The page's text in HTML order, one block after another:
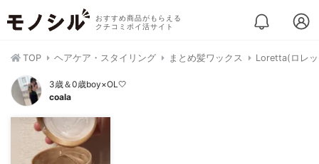
おすすめ商品がもらえる
クチコミポイ活サイト
TOP ヘアケア・スタイリング まとめ髪ワックス Loretta(ロレ
3歳＆0歳boy×OL🤍
coala